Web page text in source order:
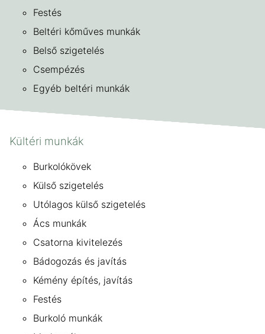
Festés
Beltéri kőműves munkák
Belső szigetelés
Csempézés
Egyéb beltéri munkák
Kültéri munkák
Burkolókövek
Külső szigetelés
Utólagos külső szigetelés
Ács munkák
Csatorna kivitelezés
Bádogozás és javítás
Kémény építés, javítás
Festés
Burkoló munkák